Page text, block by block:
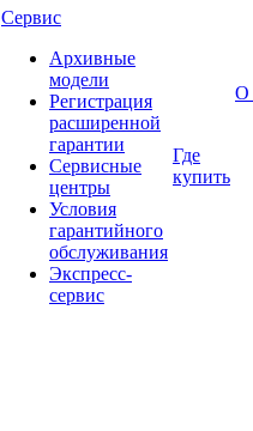
Сервис
Архивные
модели
Регистрация
расширенной
гарантии
Сервисные
центры
Условия
гарантийного
обслуживания
Экспресс-
сервис
Где
купить
О